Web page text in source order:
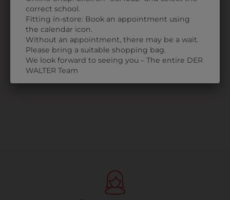
KINDER
SPORTJACKE
MIT
SCHULLOGO
€ 59,90
correct school.
Fitting in-store: Book an appointment using
the calendar icon.
Without an appointment, there may be a wait.
Please bring a suitable shopping bag.
We look forward to seeing you – The entire DER
WALTER Team